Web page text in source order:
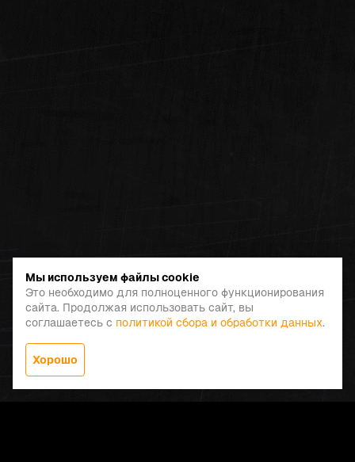
Мы используем файлы cookie
Это необходимо для полноценного функционирования
сайта. Продолжая использовать сайт, вы
соглашаетесь с политикой сбора и обработки данных.
Хорошо